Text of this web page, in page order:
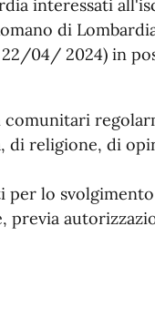
interessati
di
04/ 2024) in
di religione, di
per lo
previa